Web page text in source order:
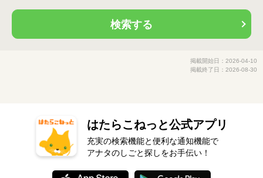
検索する
掲載開始日：2026-04-10
掲載終了日：2026-08-30
はたらこねっと公式アプリ
充実の検索機能と便利な通知機能で
アナタのしごと探しをお手伝い！